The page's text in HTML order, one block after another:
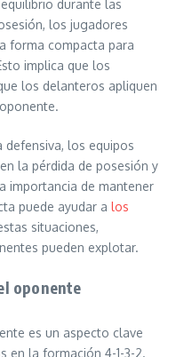
durante las
los jugadores
forma compacta para
implica que los
los delanteros apliquen
los equipos
la pérdida de posesión y
importancia de mantener
puede ayudar a los
situaciones,
pueden explotar.
oponente
es un aspecto clave
en la formación 4-1-3-2.